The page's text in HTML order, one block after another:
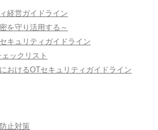
経営ガイドライン
を守り活用する～
キュリティガイドライン
ックリスト
おけるOTセキュリティガイドライン
止対策